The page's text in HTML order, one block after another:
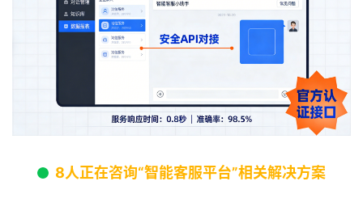
8人正在咨询“智能客服平台”相关解决方案